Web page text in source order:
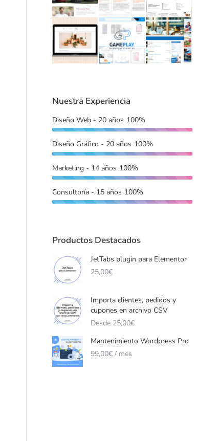
Nuestra Experiencia
Diseño Web - 20 años 100%
Diseño Gráfico - 20 años 100%
Marketing - 14 años 100%
Consultoría - 15 años 100%
Productos Destacados
JetTabs plugin para Elementor
25,00€
Importa clientes, pedidos y
cupones en archivo CSV
Desde 25,00€
Mantenimiento Wordpress Pro
99,00€ / mes